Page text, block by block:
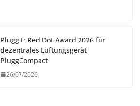
Pluggit: Red Dot Award 2026 für
dezentrales Lüftungsgerät
PluggCompact
26/07/2026